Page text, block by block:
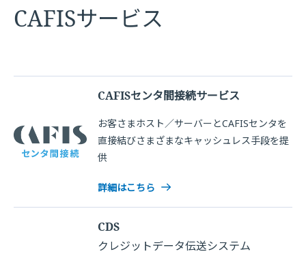
CAFISサービス
CAFISセンタ間接続サービス
お客さまホスト／サーバーとCAFISセンタを
直接結びさまざまなキャッシュレス手段を提
供
詳細はこちら
CDS
クレジットデータ伝送システム